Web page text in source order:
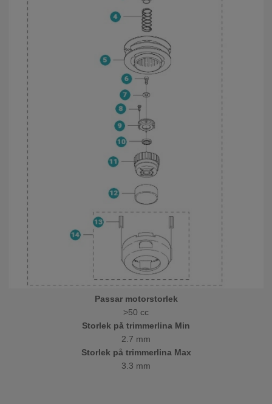
Passar motorstorlek
>50 cc
Storlek på trimmerlina Min
2.7 mm
Storlek på trimmerlina Max
3.3 mm